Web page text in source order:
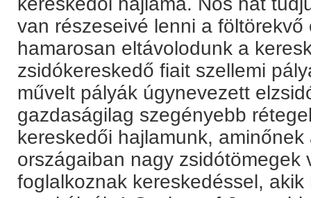
van részeseivé lenni a
hamarosan eltávolodunk a
zsidókereskedő fiait szellemi
művelt pályák úgynevezett
gazdaságilag szegényebb
kereskedői hajlamunk,
országaiban nagy zsidótömegek
foglalkoznak kereskedéssel,